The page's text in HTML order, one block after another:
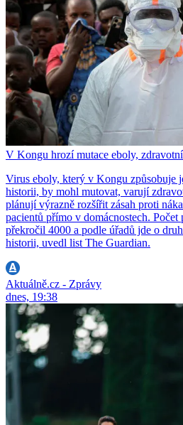
V Kongu hrozí mutace eboly,
Virus eboly, který v Kongu způsobuje
historii, by mohl mutovat, varují
plánují výrazně rozšířit zásah proti
pacientů přímo v domácnostech.
překročil 4000 a podle úřadů jde o
historii, uvedl list The Guardian.
Aktuálně.cz - Zprávy
dnes, 19:38